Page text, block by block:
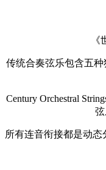
传统合奏弦乐包含五
Century Orchestral
所有连音衔接都是动